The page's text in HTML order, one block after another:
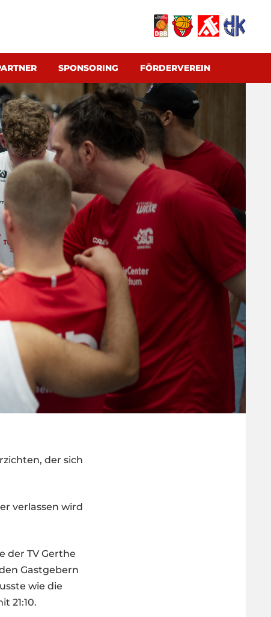
SPONSORING FÖRDERVEREIN
der sich
verlassen wird
der TV Gerthe
Gastgebern
wie die
21:10.